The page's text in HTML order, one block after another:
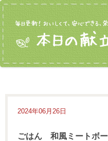
2024年06月26日
ごはん 和風ミートボ